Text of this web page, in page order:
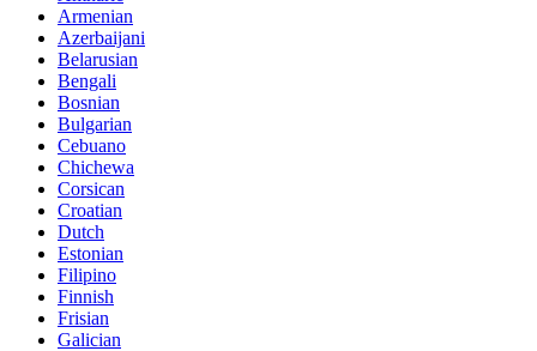
Armenian
Azerbaijani
Belarusian
Bengali
Bosnian
Bulgarian
Cebuano
Chichewa
Corsican
Croatian
Dutch
Estonian
Filipino
Finnish
Frisian
Galician